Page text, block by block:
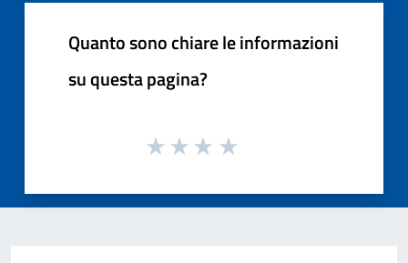
Quanto sono chiare le informazioni
su questa pagina?